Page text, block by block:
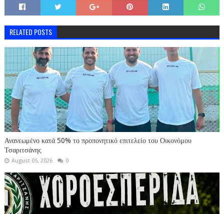
RELATED POSTS
Ανανεωμένο κατά 50% το προπονητικό επιτελείο του Οικονόμου
Τσαριτσάνης
August 05, 2026 0